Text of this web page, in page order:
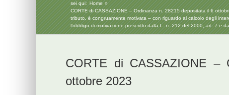
sei qui: Home
CORTE di CASSAZIONE – Ordinanza n. 28215 depositata il 6
tributo, è congruamente motivata – con riguardo al calcolo degli
l’obbligo di motivazione prescritto dalla L. n. 212 del 2000, art. 7 e
CORTE di CASSAZIONE –
ottobre 2023